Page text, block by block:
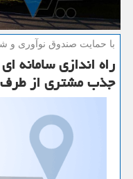
با حمایت صندوق نوآوری
راه اندازی سامانه
جذب مشتری از طرف